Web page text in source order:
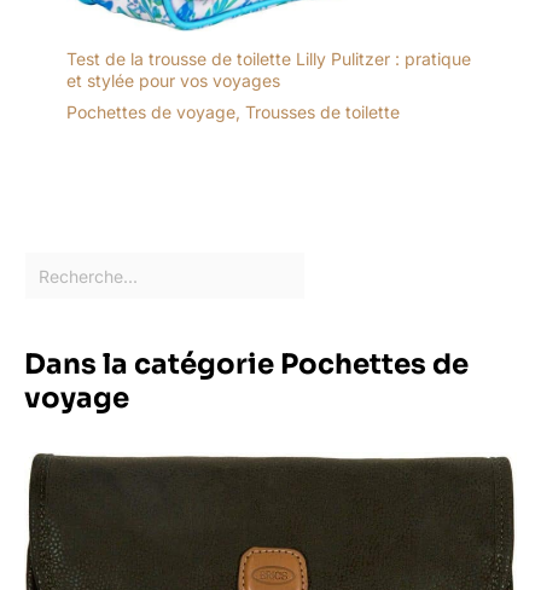
Test de la trousse de toilette Lilly Pulitzer : pratique
et stylée pour vos voyages
Pochettes de voyage, Trousses de toilette
Dans la catégorie Pochettes de
voyage